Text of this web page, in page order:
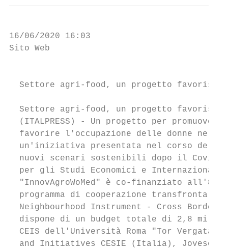
16/06/2020 16:03
Sito Web                                    La
Settore agri-food, un progetto favorisce
Settore agri-food, un progetto
(ITALPRESS) - Un progetto per
favorire l'occupazione delle donne nel
un'iniziativa presentata nel corso del
nuovi scenari sostenibili dopo il
per gli Studi Economici e
"InnovAgroWoMed" è co-finanziato
programma di cooperazione
Neighbourhood Instrument - Cross Border
dispone di un budget totale di 2,8
CEIS dell'Università Roma "Tor
and Initiatives CESIE (Italia),